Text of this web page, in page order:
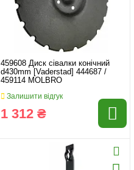
459608 Диск сівалки конічний
d430mm [Vaderstad] 444687 /
459114 MOLBRO
Залишити відгук
1 312 ₴